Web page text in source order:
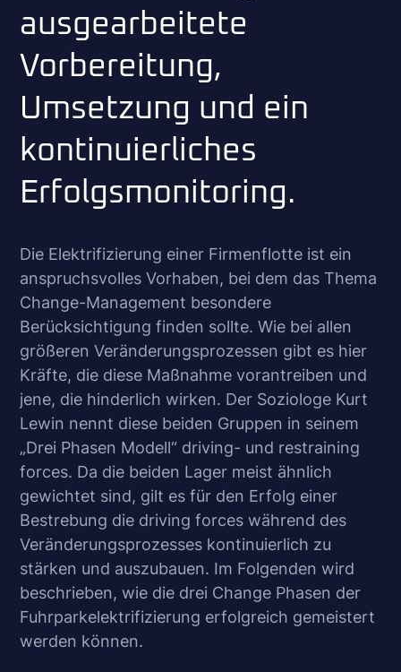
ausgearbeitete
Vorbereitung,
Umsetzung und ein
kontinuierliches
Erfolgsmonitoring.
Die Elektrifizierung einer Firmenflotte ist ein
anspruchsvolles Vorhaben, bei dem das Thema
Change-Management besondere
Berücksichtigung finden sollte. Wie bei allen
größeren Veränderungsprozessen gibt es hier
Kräfte, die diese Maßnahme vorantreiben und
jene, die hinderlich wirken. Der Soziologe Kurt
Lewin nennt diese beiden Gruppen in seinem
„Drei Phasen Modell“ driving- und restraining
forces. Da die beiden Lager meist ähnlich
gewichtet sind, gilt es für den Erfolg einer
Bestrebung die driving forces während des
Veränderungsprozesses kontinuierlich zu
stärken und auszubauen. Im Folgenden wird
beschrieben, wie die drei Change Phasen der
Fuhrparkelektrifizierung erfolgreich gemeistert
werden können.